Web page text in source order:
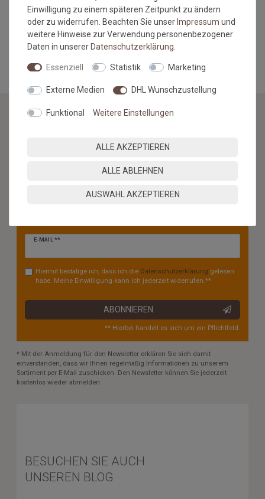
da der Rasen nicht UV-beständig ist. Desweiteren kann dieser
Kunstrasen bei Nässe schrumpfen.
MEHR INFORMATIONEN ZUM EU VERANTWORTLICHEN »
und erfahren Sie von den neuesten Produkten als
E-MAIL **
Newsletter
Hiermit bestätige ich, dass ich die Daten­schutz­erklärung gelesen
habe. Meine Einwilligung kann ich jederzeit widerrufen.**
ABONNIEREN
** Hierbei handelt es sich um ein Pflichtfeld.
* Mit der Anmeldung für den Newsletter erklären Sie sich damit
einverstanden, dass wir Ihnen regelmäßig Informationen zu unserem
Sortiment per E-Mail zuschicken. Den Newsletter können Sie jederzeit
kostenlos wieder abmelden.
BESUCHEN SIE AUCH
UNSEREN BLOG
Einwilligung zu einem späteren Zeitpunkt zu ändern
oder zu widerrufen. Beachten Sie unserImpressum und
weitere Hinweise zur Verwendung personenbezogener
Daten in unsererDaten­schutz­erklärung
Essenziell Statistik Marketing
Externe Medien DHL Wunschzustellung
Funktional Weitere Einstellungen
ALLE AKZEPTIEREN
ALLE ABLEHNEN
AUSWAHL AKZEPTIEREN